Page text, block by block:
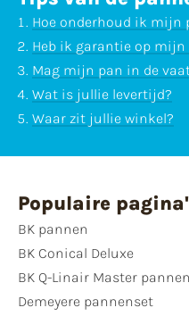
Hoe onderhoud ik mijn
Heb ik garantie op mijn
Mag mijn pan in de
Wat is jullie levertijd?
Waar zit jullie winkel?
Populaire
BK pannen
BK Conical Deluxe
BK Q-Linair Master pannen
Demeyere pannenset